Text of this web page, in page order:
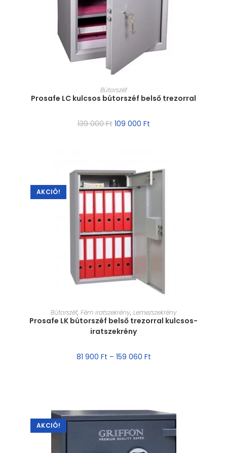
MÉRET VÁLASZTÁSA
Bútorszéf
Prosafe LC kulcsos bútorszéf belső trezorral
139 000Ft 109 000 Ft
AKCIÓ!
MÉRET VÁLASZTÁSA
Bútorszéf, Fém iratszekrény, Lemezszekrény
Prosafe LK bútorszéf belső trezorral kulcsos-
iratszekrény
81 900 Ft – 159 060 Ft
AKCIÓ!